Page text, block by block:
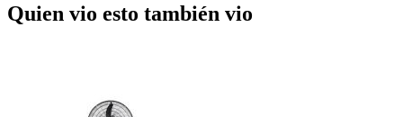
Quien vio esto también vio